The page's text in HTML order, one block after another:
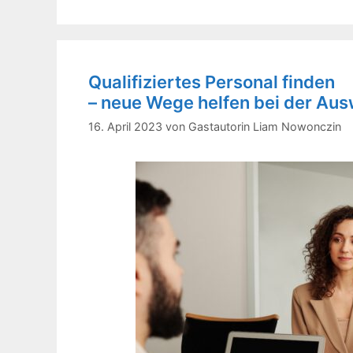
Qualifiziertes Personal finden
– neue Wege helfen bei der
16. April 2023 von Gastautorin Liam Nowonczin